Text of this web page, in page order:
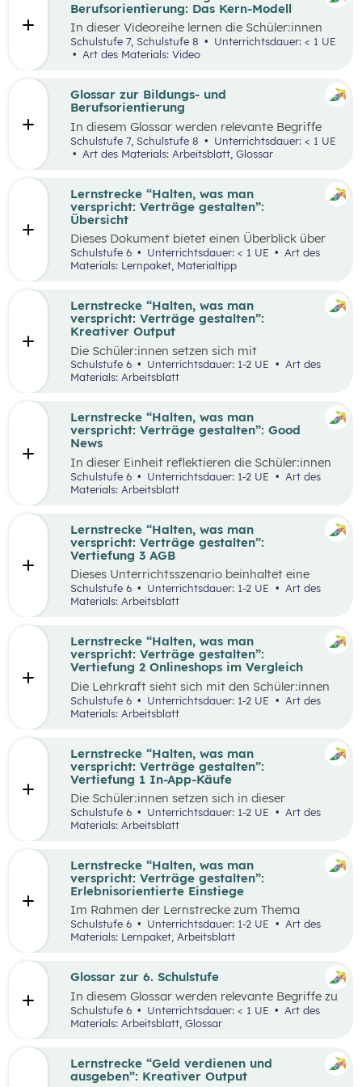
ihren Lernprozess zu übernehmen.
Berufsorientierung: Das Kern-Modell
In dieser Videoreihe lernen die Schüler:innen
wie sie selbstbewusst auftreten, authentisch
wirken und gleichzeitig Menschen von sich
Schulstufe 7, Schulstufe 8
Unterrichtsdauer: < 1 UE
Art des Materials: Video
Glossar zur Bildungs- und
Berufsorientierung
In diesem Glossar werden relevante Begriffe
zum Thema „Bildungs- und Berufsorientierung“
erklärt. Zusätzlich gibt es Arbeitsblätter zu
Schulstufe 7, Schulstufe 8
Unterrichtsdauer: < 1 UE
Art des Materials: Arbeitsblatt, Glossar
Lernstrecke “Halten, was man
verspricht: Verträge gestalten”:
Übersicht
Dieses Dokument bietet einen Überblick über
alle Materialien, die für die Lerntrecke “Halten,
was man verspricht – Verträge gestalten” für
Schulstufe 6 Unterrichtsdauer: < 1 UE
Materials: Lernpaket, Materialtipp
Lernstrecke “Halten, was man
verspricht: Verträge gestalten”:
Kreativer Output
Die Schüler:innen setzen sich mit
selbstgewählten Aspekten der
Vertragsgestaltung auseinander und drehen
Schulstufe 6 Unterrichtsdauer: 1-2 UE
Art des
Materials: Arbeitsblatt
Lernstrecke “Halten, was man
verspricht: Verträge gestalten”: Good
News
In dieser Einheit reflektieren die Schüler:innen
die Inhalte der Lernstrecke “Halten, was man
verspricht – Verträge gestalten”.
Schulstufe 6 Unterrichtsdauer: 1-2 UE
Materials: Arbeitsblatt
Lernstrecke “Halten, was man
verspricht: Verträge gestalten”:
Vertiefung 3 AGB
Dieses Unterrichtsszenario beinhaltet eine
Gruppenarbeit, bei der sich die Schüler:innen
mit Ausschnitten aus den AGBs von Zalando
Schulstufe 6 Unterrichtsdauer: 1-2 UE
Art des
Materials: Arbeitsblatt
Lernstrecke “Halten, was man
verspricht: Verträge gestalten”:
Vertiefung 2 Onlineshops im Vergleich
Die Lehrkraft sieht sich mit den Schüler:innen
zum Einstieg einen Onlineshop eines bekannten
Online-Händlers an.
Schulstufe 6 Unterrichtsdauer: 1-2 UE
Materials: Arbeitsblatt
Lernstrecke “Halten, was man
verspricht: Verträge gestalten”:
Vertiefung 1 In-App-Käufe
Die Schüler:innen setzen sich in dieser
Alltagschallenge mit dem eigenen digitalen
Konsumverhalten auseinander.
Schulstufe 6 Unterrichtsdauer: 1-2 UE
Materials: Arbeitsblatt
Lernstrecke “Halten, was man
verspricht: Verträge gestalten”:
Erlebnisorientierte Einstiege
Im Rahmen der Lernstrecke zum Thema
“Halten, was man verspricht – Verträge
gestalten”, werden drei mögliche Einstiegsideen
Schulstufe 6 Unterrichtsdauer: 1-2 UE
Art des
Materials: Lernpaket, Arbeitsblatt
Glossar zur 6. Schulstufe
In diesem Glossar werden relevante Begriffe zu
den Lehrplanpunkten “Energie und Ressourcen”
sowie “Produktion und Konsum” erklärt.
Zusätzlich gibt es Arbeitsblätter zu
Schulstufe 6 Unterrichtsdauer: < 1 UE
Materials: Arbeitsblatt, Glossar
Lernstrecke “Geld verdienen und
ausgeben”: Kreativer Output